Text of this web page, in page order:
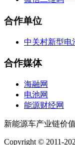
合作单位
中关村新型电
合作媒体
海融网
电池网
能源财经网
新能源车产业链价
Copyright © 2011-